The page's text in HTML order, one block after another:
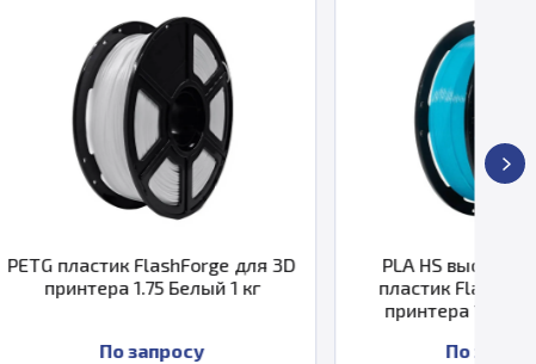
для 3D
1 кг
PLA HS высокоскоростной
пластик FlashForge для 3D
принтера 1.75 Голубой 1кг